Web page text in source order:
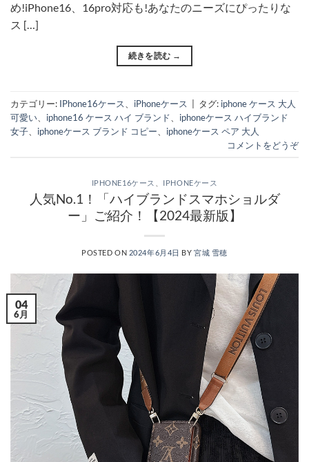
め!iPhone16、16pro対応も!あなたのニーズにぴったりな
ス […]
続きを読む →
カテゴリー: IPhone16ケース iPhoneケース タグ: iphone ケース 大人
可愛い
iphone16 ケース ハイ ブランド
iphoneケース ハイブランド
女子
iphoneケース ブランド コピー
iphoneケース ペア 大人
コメントをどうぞ
IPHONE16ケース IPHONEケース
人気No.1！「ハイブランドスマホショルダ
ー」ご紹介！【2024最新版】
POSTED ON 2024年6月4日 BY宮城 雪穂
04
6月